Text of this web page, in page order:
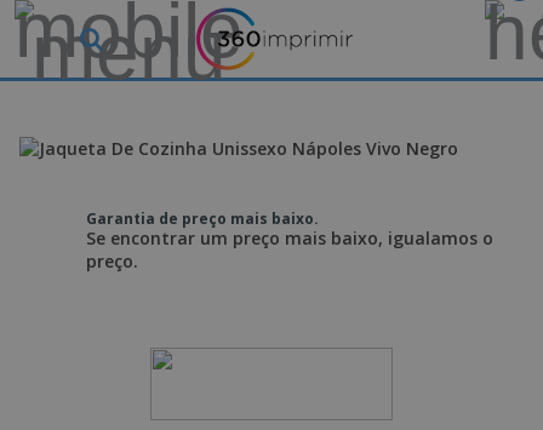
Garantia de preço mais baixo.
Se encontrar um preço mais baixo, igualamos o
preço.